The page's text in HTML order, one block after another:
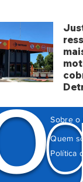
há 5
Quem
Política
Sobre o